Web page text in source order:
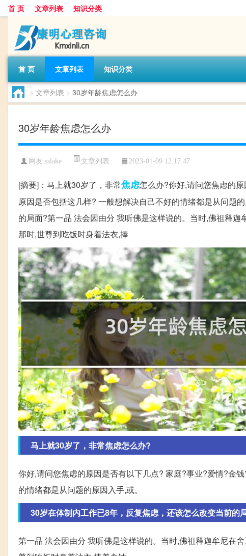
首 页 文章列表 知识分类
首 页 文章列表 知识分类
> 文章列表 > 30岁年龄焦虑怎么办
30岁年龄焦虑怎么办
网友:sslake 文章列表 2023-01-09 12:17:47
[摘要]：马上就30岁了，非常焦虑怎么办?你好,请问您焦虑的
原因是否包括这几样? 一般想解决自己不好的情绪都是从问题
的局面?第一品 法会因由分 我听佛是这样说的。当时,佛祖释
那时,世尊到吃饭时身着法衣,捧
马上就30岁了，非常焦虑怎么办?
你好,请问您焦虑的原因是否有以下几点? 家庭?事业?爱情?金
的情绪都是从问题的原因入手,或。
30岁在体制内工作已8年，反复焦虑，还该怎么改变当前的
第一品 法会因由分 我听佛是这样说的。当时,佛祖释迦牟尼在